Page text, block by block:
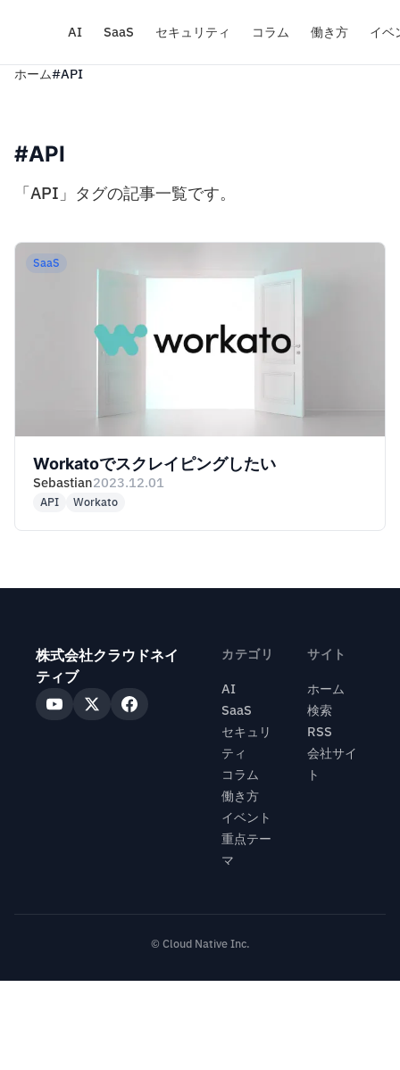
AI SaaS セキュリティ コラム 働き方 イベ
ホーム#API
#API
「API」タグの記事一覧です。
SaaS
Workatoでスクレイピングしたい
Sebastian2023.12.01
API Workato
株式会社クラウドネイ
ティブ
カテゴリ
AI
SaaS
セキュリ
ティ
コラム
働き方
イベント
重点テー
マ
サイト
ホーム
検索
RSS
会社サイ
ト
© Cloud Native Inc.